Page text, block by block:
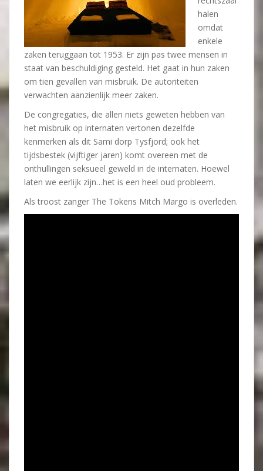
halen
omdat
enkele
zaken teruggaan tot 1953. Er zijn pas twee mensen in
staat van beschuldiging gesteld. Het gaat in hun zaken
om tien gevallen van misbruik. De autoriteiten
verwachten aanzienlijk meer zaken.
De congregaties, die allen niets geweten hebben van
het misbruik op internaten vertonen dezelfde
kenmerken als dit Sami dorp Tysfjord; ook het
tijdsbestek (vijftiger jaren) komt overeen met de
onthullingen seksueel geweld in de internaten. Hoewel
laten we eerlijk zijn…het is een heel oud probleem.
Als troost zanger The Tokens Mitch Margo is overleden.